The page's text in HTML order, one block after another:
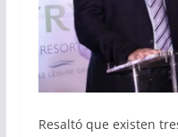
Resaltó que existen